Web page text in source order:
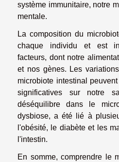
système immunitaire, notre
mentale.
La composition du
chaque individu et est
facteurs, dont notre
et nos gènes. Les
microbiote intestinal
significatives sur notre
déséquilibre dans le
dysbiose, a été lié à
l'obésité, le diabète et les
l'intestin.
En somme, comprendre le